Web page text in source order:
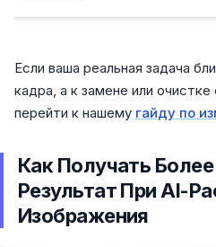
Если ваша реальная задача
кадра, а к замене или
перейти к нашему гайду по
Как Получать
Результат При AI-
Изображения